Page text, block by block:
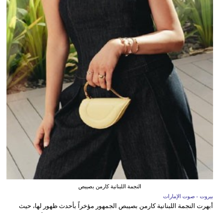
النجمة اللبنانية كارمن بصيبص
بيروت - صوت الإمارات
أبهرت النجمة اللبنانية كارمن بصيبص الجمهور مؤخراً بأحدث ظهور لها، حيث